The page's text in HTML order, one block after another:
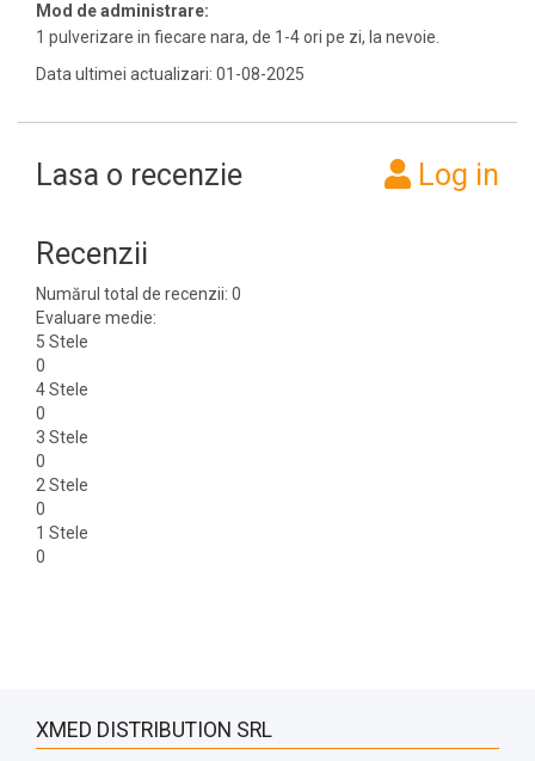
Mod de administrare:
1 pulverizare in fiecare nara, de 1-4 ori pe zi, la nevoie.
Data ultimei actualizari: 01-08-2025
Lasa o recenzie Log in
Recenzii
Numărul total de recenzii: 0
Evaluare medie:
5 Stele
0
4 Stele
0
3 Stele
0
2 Stele
0
1 Stele
0
XMED DISTRIBUTION SRL